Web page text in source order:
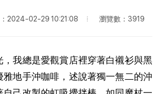
2024-02-29 10:21:08 瀏覽數：3919
，我總是愛觀賞店裡穿著白襯衫與黑
雅地手沖咖啡，述說著獨一無二的沖